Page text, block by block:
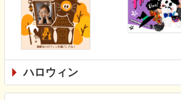
ハロウィン